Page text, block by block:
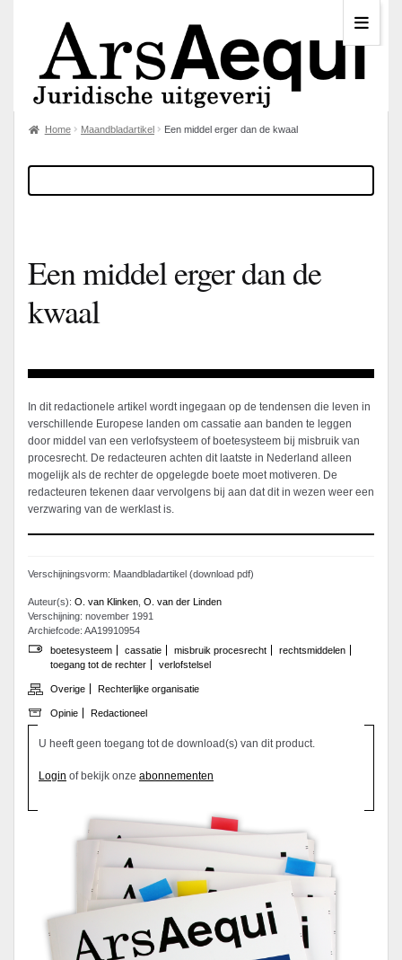
Home Maandbladartikel Een middel erger dan de kwaal
Een middel erger dan de
kwaal
In dit redactionele artikel wordt ingegaan op de tendensen die leven in
verschillende Europese landen om cassatie aan banden te leggen
door middel van een verlofsysteem of boetesysteem bij misbruik van
procesrecht. De redacteuren achten dit laatste in Nederland alleen
mogelijk als de rechter de opgelegde boete moet motiveren. De
redacteuren tekenen daar vervolgens bij aan dat dit in wezen weer een
verzwaring van de werklast is.
Verschijningsvorm: Maandbladartikel (download pdf)
Auteur(s): O. van Klinken O. van der Linden
Verschijning: november 1991
Archiefcode: AA19910954
boetesysteem
cassatie misbruik procesrecht
rechtsmiddelen
toegang tot de rechter
verlofstelsel
Overige Rechterlijke organisatie
Opinie Redactioneel
U heeft geen toegang tot de download(s) van dit product.
Login of bekijk onze abonnementen